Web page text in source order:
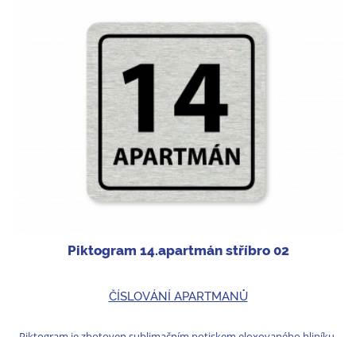
Piktogram 14.apartmán stříbro 02
ČÍSLOVÁNÍ APARTMANŮ